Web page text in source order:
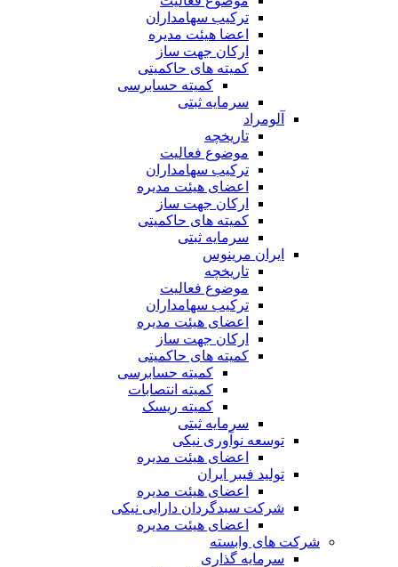
ترکیب سهامداران
اعضا هیئت مدیره
ارکان جهت ساز
کمیته های حاکمیتی
کمیته حسابرسی
سرمایه ثبتی
آلومراد
تاریخچه
موضوع فعالیت
ترکیب سهامداران
اعضای هیئت مدیره
ارکان جهت ساز
کمیته های حاکمیتی
سرمایه ثبتی
ایران مرینوس
تاریخچه
موضوع فعالیت
ترکیب سهامداران
اعضای هیئت مدیره
ارکان جهت ساز
کمیته های حاکمیتی
کمیته حسابرسی
کمیته انتصابات
کمیته ریسک
سرمایه ثبتی
توسعه نوآوری نیکی
اعضای هیئت مدیره
تولید فیبر ایران
اعضای هیئت مدیره
شرکت سبدگردان دارایی نیکی
اعضای هیئت مدیره
شرکت های وابسته
سرمایه گذاری